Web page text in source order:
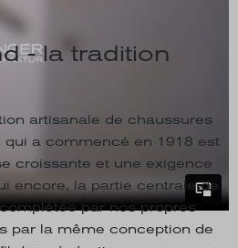
- la tradition
artisanale de chaussures
qui a commencé en 1918 est
croissante et une exigence
encore, la partie centrale de
par nos propres
par la même conception de